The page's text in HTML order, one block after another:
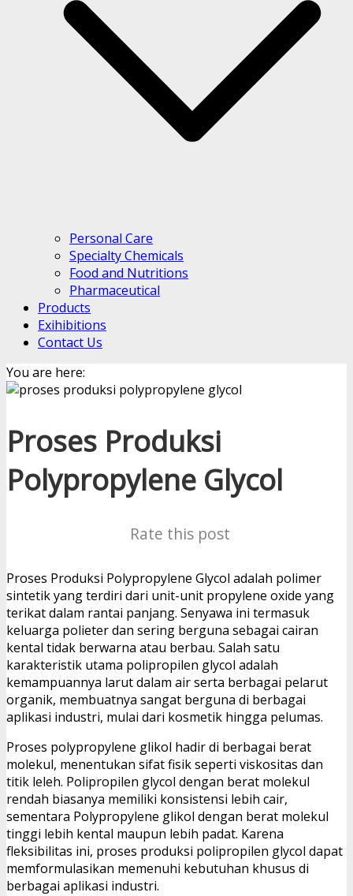
Personal Care
Specialty Chemicals
Food and Nutritions
Pharmaceutical
Products
Exihibitions
Contact Us
You are here:
Proses Produksi
Polypropylene Glycol
Rate this post
Proses Produksi Polypropylene Glycol adalah polimer
sintetik yang terdiri dari unit-unit propylene oxide yang
terikat dalam rantai panjang. Senyawa ini termasuk
keluarga polieter dan sering berguna sebagai cairan
kental tidak berwarna atau berbau. Salah satu
karakteristik utama polipropilen glycol adalah
kemampuannya larut dalam air serta berbagai pelarut
organik, membuatnya sangat berguna di berbagai
aplikasi industri, mulai dari kosmetik hingga pelumas.
Proses polypropylene glikol hadir di berbagai berat
molekul, menentukan sifat fisik seperti viskositas dan
titik leleh. Polipropilen glycol dengan berat molekul
rendah biasanya memiliki konsistensi lebih cair,
sementara Polypropylene glikol dengan berat molekul
tinggi lebih kental maupun lebih padat. Karena
fleksibilitas ini, proses produksi polipropilen glycol dapat
memformulasikan memenuhi kebutuhan khusus di
berbagai aplikasi industri.